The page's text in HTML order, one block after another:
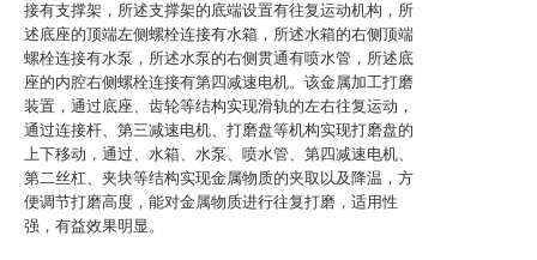
接有支撑架，所述支撑架的底端设置有往复运动机构，所
述底座的顶端左侧螺栓连接有水箱，所述水箱的右侧顶端
螺栓连接有水泵，所述水泵的右侧贯通有喷水管，所述底
座的内腔右侧螺栓连接有第四减速电机。该金属加工打磨
装置，通过底座、齿轮等结构实现滑轨的左右往复运动，
通过连接杆、第三减速电机、打磨盘等机构实现打磨盘的
上下移动，通过、水箱、水泵、喷水管、第四减速电机、
第二丝杠、夹块等结构实现金属物质的夹取以及降温，方
便调节打磨高度，能对金属物质进行往复打磨，适用性
强，有益效果明显。